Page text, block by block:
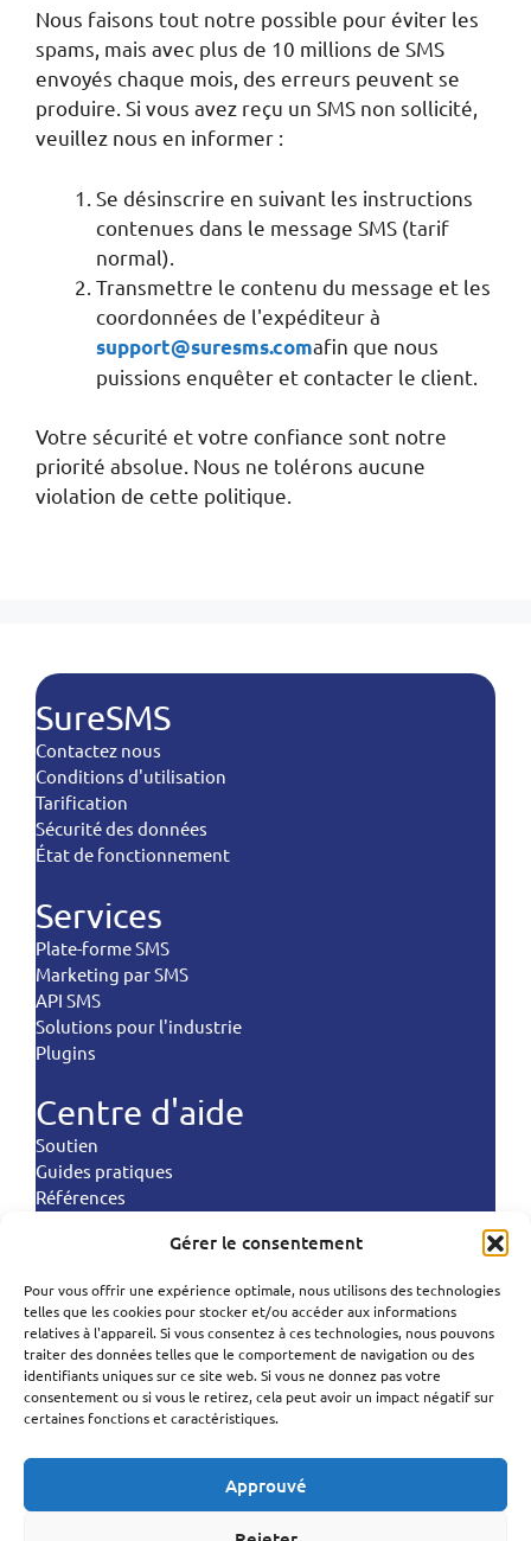
Gérer le consentement
Pour vous offrir une expérience optimale, nous utilisons des technologies
telles que les cookies pour stocker et/ou accéder aux informations
relatives à l'appareil. Si vous consentez à ces technologies, nous pouvons
traiter des données telles que le comportement de navigation ou des
identifiants uniques sur ce site web. Si vous ne donnez pas votre
consentement ou si vous le retirez, cela peut avoir un impact négatif sur
certaines fonctions et caractéristiques.
Approuvé
Nous faisons tout notre possible pour éviter les
spams, mais avec plus de 10 millions de SMS
envoyés chaque mois, des erreurs peuvent se
produire. Si vous avez reçu un SMS non sollicité,
veuillez nous en informer :
Se désinscrire en suivant les instructions
contenues dans le message SMS (tarif
normal).
Transmettre le contenu du message et les
coordonnées de l'expéditeur à
support@suresms.comafin que nous
puissions enquêter et contacter le client.
Votre sécurité et votre confiance sont notre
priorité absolue. Nous ne tolérons aucune
violation de cette politique.
SureSMS
Contactez nous
Conditions d'utilisation
Tarification
Sécurité des données
État de fonctionnement
Services
Plate-forme SMS
Marketing par SMS
API SMS
Solutions pour l'industrie
Plugins
Centre d'aide
Soutien
Guides pratiques
Références
Politiques
Conditions d'utilisation
Politique de confidentialité
Politique de traitement des données
Politique en matière de cookies
Politique anti-spam
SureSMS ApS | Industriholmen 82, 2650 Hvidovre,
Danemark
Español
Português
Polski